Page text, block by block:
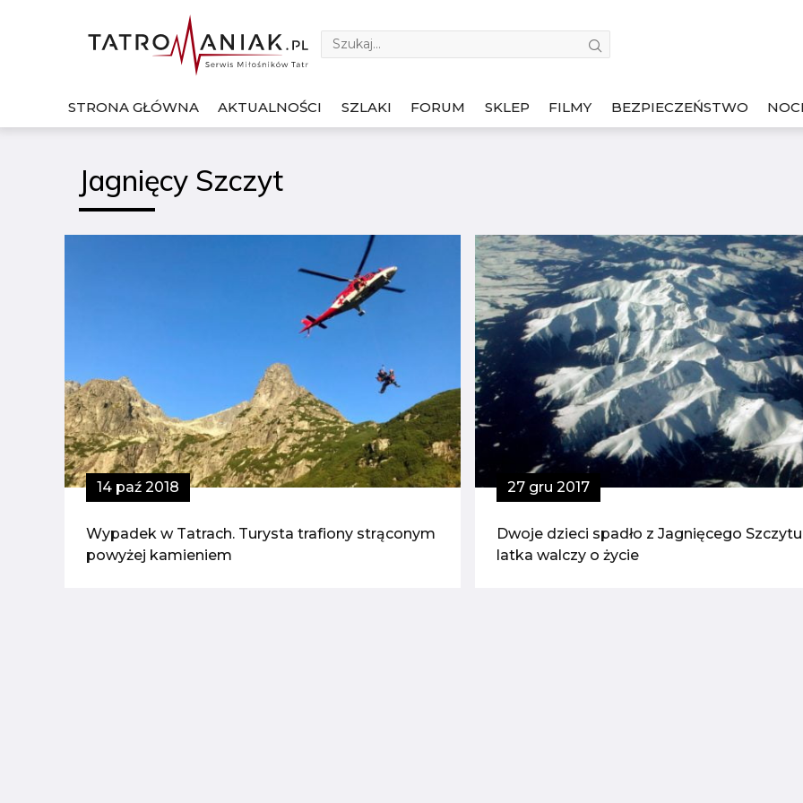
STRONA GŁÓWNA AKTUALNOŚCI SZLAKI FORUM SKLEP FILMY BEZPIECZEŃSTWO
Jagnięcy Szczyt
14 paź 2018
Wypadek w Tatrach. Turysta trafiony strąconym
powyżej kamieniem
27 gru 2017
Dwoje dzieci spadło z Jagnięcego
latka walczy o życie